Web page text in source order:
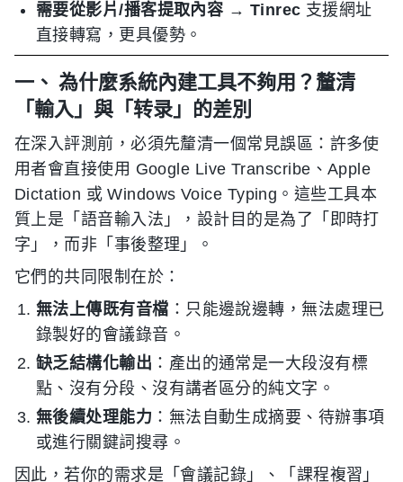
需要從影片/播客提取內容 → Tinrec 支援網址
直接轉寫，更具優勢。
一、 為什麼系統內建工具不夠用？釐清
「輸入」與「转录」的差別
在深入評測前，必須先釐清一個常見誤區：許多使
用者會直接使用 Google Live Transcribe、Apple
Dictation 或 Windows Voice Typing。這些工具本
質上是「語音輸入法」，設計目的是為了「即時打
字」，而非「事後整理」。
它們的共同限制在於：
無法上傳既有音檔 ：只能邊說邊轉，無法處理已
錄製好的會議錄音。
缺乏結構化輸出 ：產出的通常是一大段沒有標
點、沒有分段、沒有講者區分的純文字。
無後續处理能力 ：無法自動生成摘要、待辦事項
或進行關鍵詞搜尋。
因此，若你的需求是「會議記錄」、「課程複習」